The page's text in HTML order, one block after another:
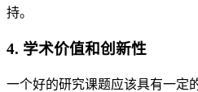
持。
4. 学术价值和创新性
一个好的研究课题应该具有一定